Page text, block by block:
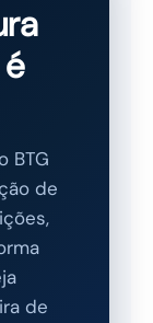
BTG
de
de